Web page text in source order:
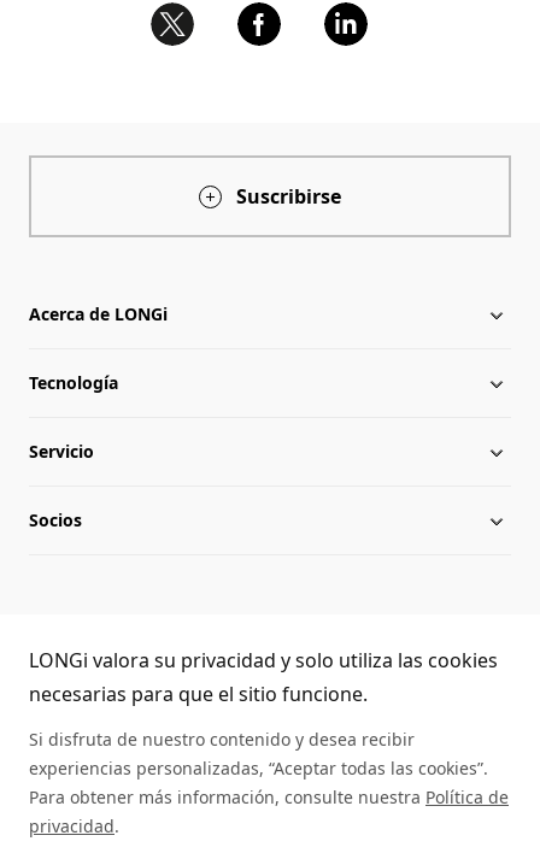
Suscribirse
Acerca de LONGi
Acerca de LONGi
Hitos
Globalización
Sostenibilidad
Mapa del sitio
Tecnología
Novedades
Servicio
Descargar
Aplicaciones
Servicio de asistencia
Socios
(+86) 4008 601012
LONGi valora su privacidad y solo utiliza las cookies
necesarias para que el sitio funcione.
Si disfruta de nuestro contenido y desea recibir
experiencias personalizadas, “Aceptar todas las cookies”.
Para obtener más información, consulte nuestra Política de
privacidad.